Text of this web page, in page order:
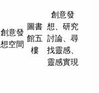
創意發
想空間
圖書
館五
樓
創意發
想、研究
討論、尋
找靈感、
靈感實現